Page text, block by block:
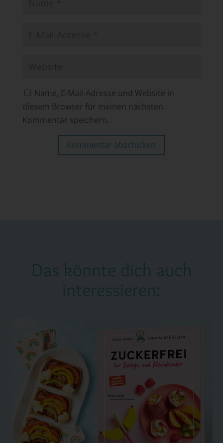
Name, E-Mail-Adresse und Website in
diesem Browser für meinen nächsten
Kommentar speichern.
Kommentar abschicken
Das könnte dich auch
interessieren: